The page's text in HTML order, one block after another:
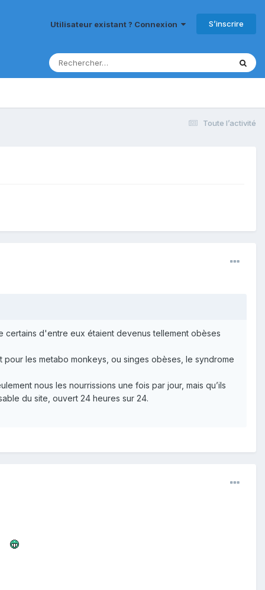
Utilisateur existant ? Connexion S’inscrire
Toute l’activité
certains d'entre eux étaient devenus tellement obèses
les metabo monkeys, ou singes obèses, le syndrome
nous les nourrissions une fois par jour, mais qu’ils
du site, ouvert 24 heures sur 24.